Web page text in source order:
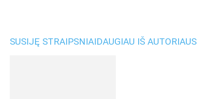
SUSIJĘ STRAIPSNIAIDAUGIAU IŠ AUTORIAUS